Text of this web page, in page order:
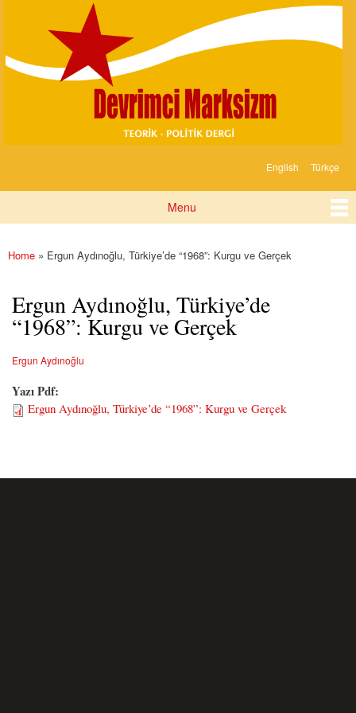
content
Marksizm
English Türkçe
Menu
You are here
Home » Ergun Aydınoğlu, Türkiye’de “1968”: Kurgu ve Gerçek
Ergun Aydınoğlu, Türkiye’de
“1968”: Kurgu ve Gerçek
Ergun Aydınoğlu
Yazı Pdf:
Ergun Aydınoğlu, Türkiye’de “1968”: Kurgu ve Gerçek